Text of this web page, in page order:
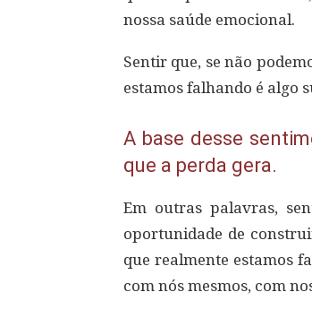
nossa saúde emocional.
Sentir que, se não
estamos falhando é algo
A base desse
que a perda gera.
Em outras palavras,
oportunidade de
que realmente estamos
com nós mesmos, com